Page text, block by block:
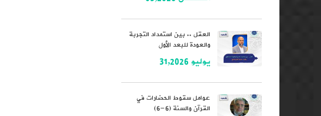
العقل .. بين استمداد التجربة
والعودة للبعد الأول
يوليو 31,2026
عوامل سقوط الحضارات في
القرآن والسنة (6-6)